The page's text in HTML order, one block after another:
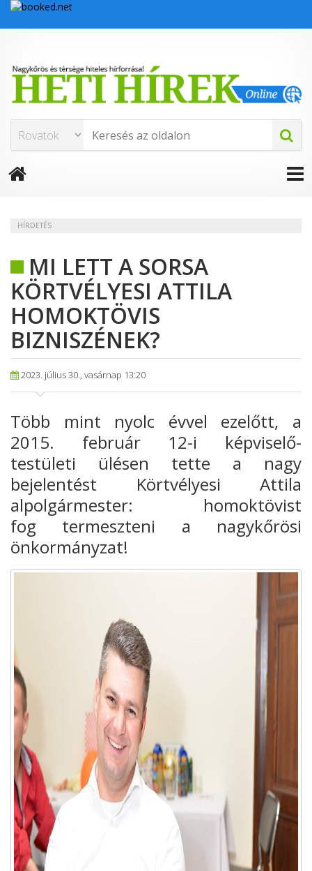
HÍRDETÉS
MI LETT A SORSA
KÖRTVÉLYESI ATTILA
HOMOKTÖVIS
BIZNISZÉNEK?
2023. július 30., vasárnap 13:20
Több mint nyolc évvel ezelőtt, a
2015. február 12-i képviselő-
testületi ülésen tette a nagy
bejelentést Körtvélyesi Attila
alpolgármester: homoktövist
fog termeszteni a nagykőrösi
önkormányzat!